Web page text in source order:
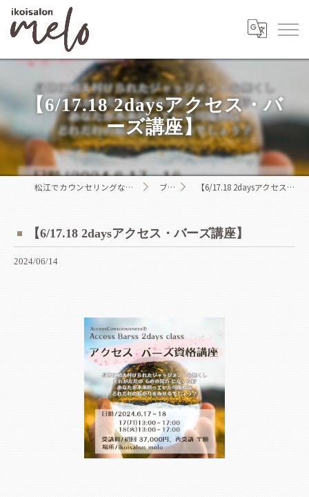
【6/17.18 2daysアクセス・バ
ーズ講座】
松江でカウンセリングならikoisalon melo ブログ 【6/17.18 2daysアクセス・バーズ講座】
【6/17.18 2daysアクセス・バーズ講座】
2024/06/14